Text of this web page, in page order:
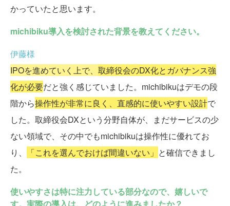
かっていたと思います。
michibiku導入を検討された背景を教えてください。
伊藤様
IPOを進めていく上で、 取締役会のDX化とガバナンス強
化が必要だと強く感じていました。michibikuはデモの段
階から操作性が非常に良く、直感的に使いやすい設計で
した。取締役会DXという分野自体が、まだサービスの少
ない領域で、その中でもmichibikuは操作性に優れてお
り、
「これを選んでおけば間違いない」 と確信できまし
た。
使いやすさは特に注力している部分なので、嬉しいで